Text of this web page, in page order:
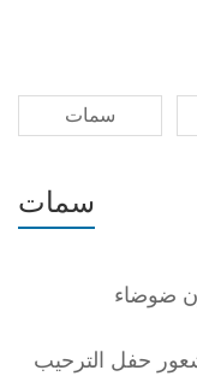
سمات
سمات
ضوضاء
حفل الترحيب